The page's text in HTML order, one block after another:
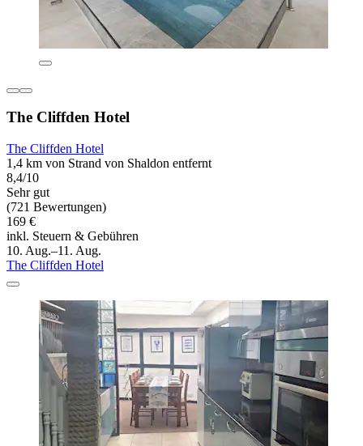
The Cliffden Hotel
The Cliffden Hotel
1,4 km von Strand von Shaldon entfernt
8,4/10
Sehr gut
(721 Bewertungen)
169 €
inkl. Steuern & Gebühren
10. Aug.–11. Aug.
The Cliffden Hotel